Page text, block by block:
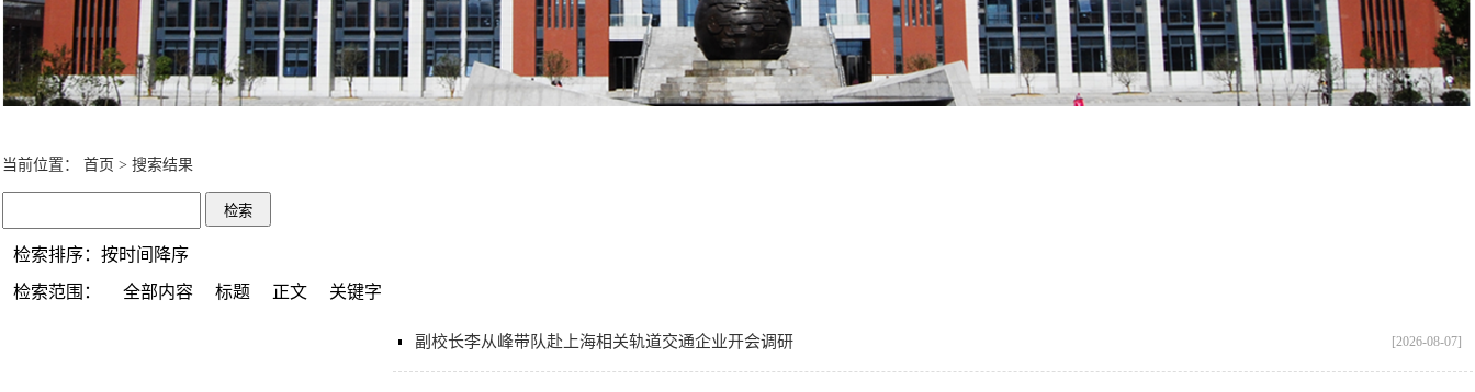
当前位置： 首页 > 搜索结果
检索排序：按时间降序
检索范围：
全部内容 标题 正文 关键字
副校长李从峰带队赴上海相关轨道交通企业开会调研 [2026-08-07]